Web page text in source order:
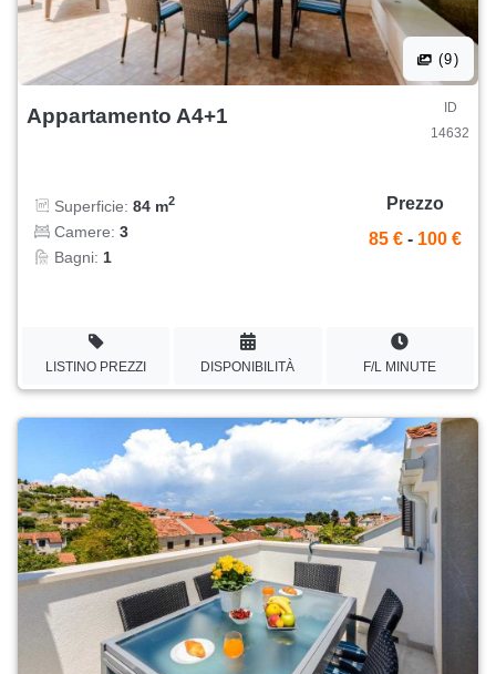
(9)
Appartamento A4+1
ID
14632
Superficie: 84 m2
Camere: 3
Bagni: 1
Prezzo
85 € - 100 €
LISTINO PREZZI DISPONIBILITÀ F/L MINUTE